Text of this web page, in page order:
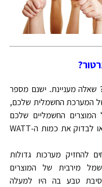
מעניינת. ישנם מספר
המערכת החשמלית שלכם,
החשמליים שלכם
ולראות לכמה הם מגיעים ביחד, או לבדוק את כמות ה-WATT
להחזיק מערכות גדולות
מירבית של המוצרים
טבע בה היו למעלה